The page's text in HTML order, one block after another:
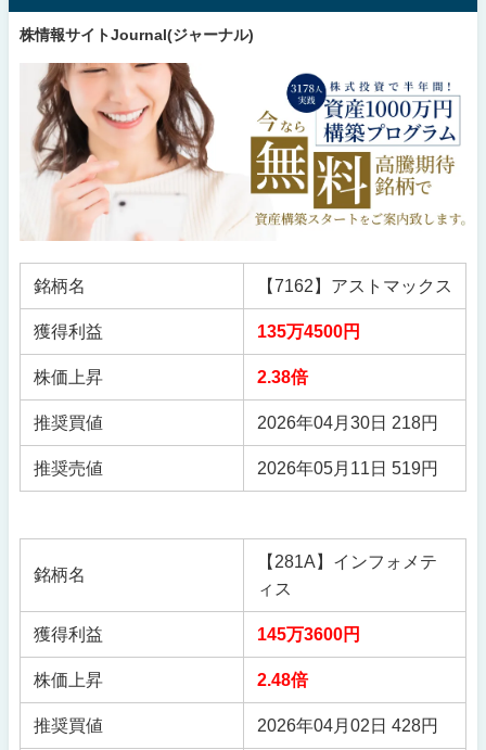
株情報サイトJournal(ジャーナル)
銘柄名 【7162】アストマックス
獲得利益 135万4500円
株価上昇 2.38倍
推奨買値 2026年04月30日 218円
推奨売値 2026年05月11日 519円
銘柄名
【281A】インフォメテ
ィス
獲得利益 145万3600円
株価上昇 2.48倍
推奨買値 2026年04月02日 428円